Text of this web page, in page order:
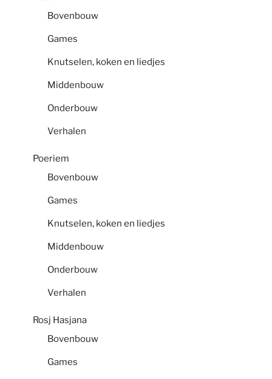
Bovenbouw
Games
Knutselen, koken en liedjes
Middenbouw
Onderbouw
Verhalen
Poeriem
Bovenbouw
Games
Knutselen, koken en liedjes
Middenbouw
Onderbouw
Verhalen
Rosj Hasjana
Bovenbouw
Games